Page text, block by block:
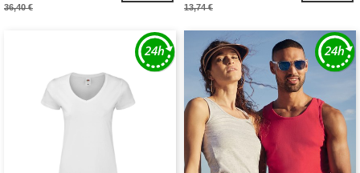
36,40 € 13,74 €